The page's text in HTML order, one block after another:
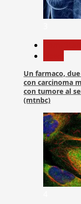
Un farmaco,
con carcinoma
con tumore al
(mtnbc)